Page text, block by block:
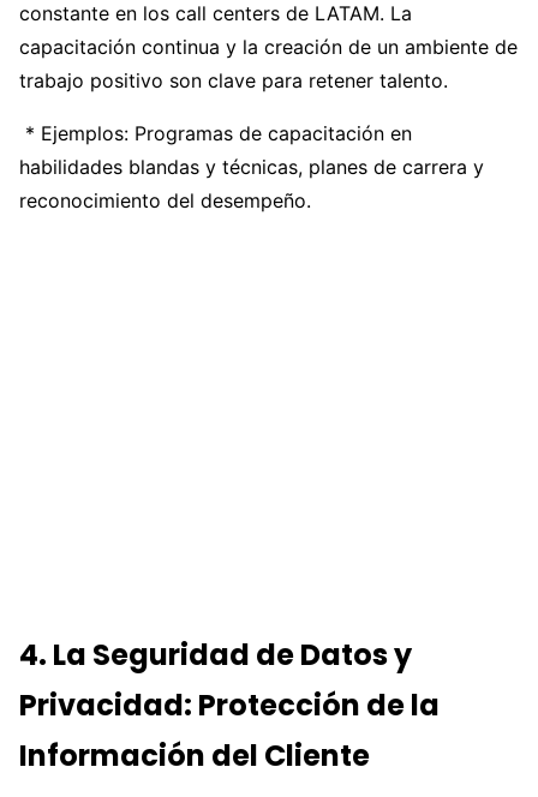
constante en los call centers de LATAM. La
capacitación continua y la creación de un ambiente de
trabajo positivo son clave para retener talento.
* Ejemplos: Programas de capacitación en
habilidades blandas y técnicas, planes de carrera y
reconocimiento del desempeño.
4. La Seguridad de Datos y
Privacidad: Protección de la
Información del Cliente